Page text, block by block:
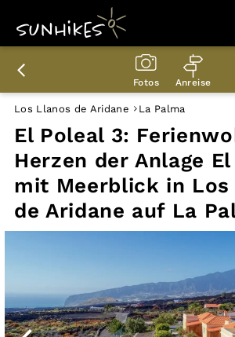
WANDERZIELE
WANDERUNGEN
ENTDECKEN
MAGAZIN
PLANER
Fotos Anreise
El Poleal 3:
Herzen der Anlage
mit Meerblick in Los
de Aridane auf La
Los Llanos de Aridane La Palma